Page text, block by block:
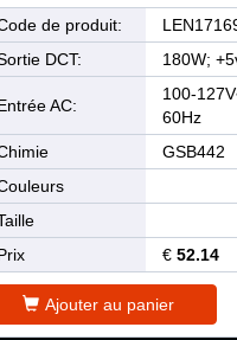
de produit:
DCT:
180W;
AC:
100-
60Hz
GSB442
€52.14
Ajouter au panier